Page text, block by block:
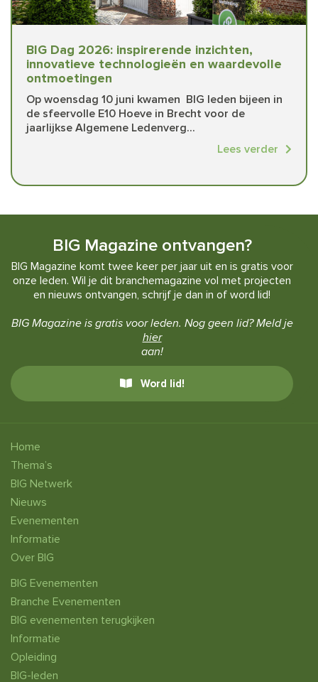
BIG Dag 2026: inspirerende inzichten,
innovatieve technologieën en waardevolle
ontmoetingen
Op woensdag 10 juni kwamen BIG leden bijeen in
de sfeervolle E10 Hoeve in Brecht voor de
jaarlijkse Algemene Ledenverg...
Lees verder
BIG Magazine ontvangen?
BIG Magazine komt twee keer per jaar uit en is gratis voor
onze leden. Wil je dit branchemagazine vol met projecten
en nieuws ontvangen, schrijf je dan in of word lid!
BIG Magazine is gratis voor leden. Nog geen lid? Meld je
hier
aan!
Word lid!
Home
Thema’s
BIG Netwerk
Nieuws
Evenementen
Informatie
Over BIG
BIG Evenementen
Branche Evenementen
BIG evenementen terugkijken
Informatie
Opleiding
BIG-leden